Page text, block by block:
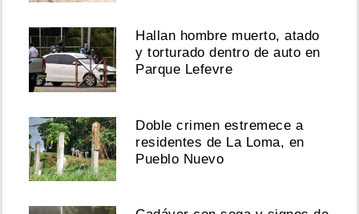
Hallan hombre muerto, atado
y torturado dentro de auto en
Parque Lefevre
Doble crimen estremece a
residentes de La Loma, en
Pueblo Nuevo